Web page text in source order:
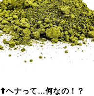
ヘナって…何なの！？